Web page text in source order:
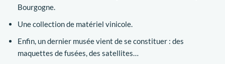
Bourgogne.
Une collection de matériel vinicole.
Enfin, un dernier musée vient de se constituer : des
maquettes de fusées, des satellites…